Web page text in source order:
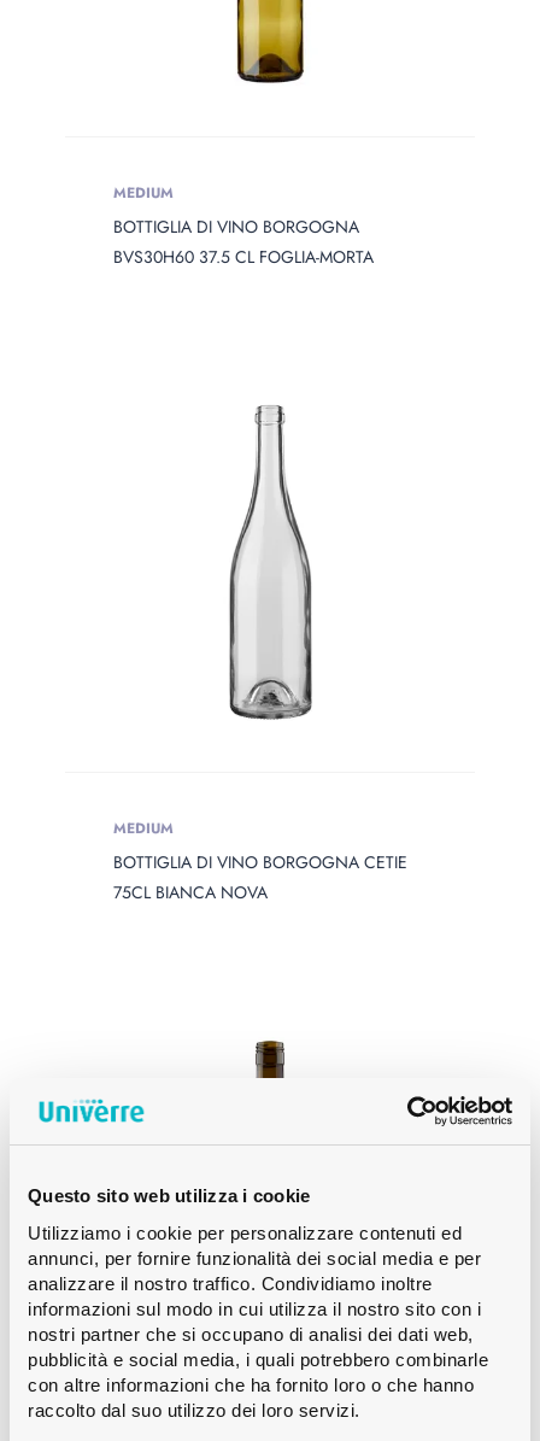
Questo sito web utilizza i cookie
Utilizziamo i cookie per personalizzare contenuti ed
annunci, per fornire funzionalità dei social media e per
analizzare il nostro traffico. Condividiamo inoltre
informazioni sul modo in cui utilizza il nostro sito con i
nostri partner che si occupano di analisi dei dati web,
pubblicità e social media, i quali potrebbero combinarle
con altre informazioni che ha fornito loro o che hanno
raccolto dal suo utilizzo dei loro servizi.
PRODOTTO
MEDIUM
BOTTIGLIA DI VINO BORGOGNA
BVS30H60 37.5 CL FOGLIA-MORTA
MEDIUM
BOTTIGLIA DI VINO BORGOGNA CETIE
75CL BIANCA NOVA